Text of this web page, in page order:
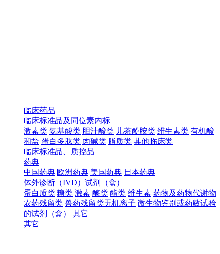
临床药品
临床标准品及同位素内标
激素类 氨基酸类 胆汁酸类 儿茶酚胺类 维生素类 有机酸
和盐 蛋白多肽类 肉碱类 脂质类 其他临床类
临床标准品、质控品
药典
中国药典 欧洲药典 美国药典 日本药典
体外诊断（IVD）试剂（盒）
蛋白质类 糖类 激素 酶类 酯类 维生素 药物及药物代谢物
农药残留类 兽药残留类无机离子 微生物鉴别或药敏试验
的试剂（盒）
其它
其它